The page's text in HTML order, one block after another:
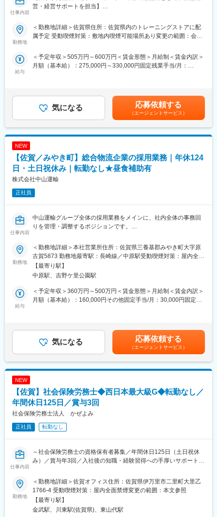
・エリア職でも昇給・昇進に影響はありません！全国転勤コース
■当社について：
式会社の物流事業を分社化し、2024年11月に設立された新会社で
す。
業にも積極的に取り組み、他社への物流支援やコンサルティング
を通じて事業領域の拡大を目指しています。
安定した事業基盤と革新性を兼ね備え、持続可能な社会の実現に
向けた新しい物流モデルの構築に挑戦する企業です。
仕事内容
営・経営サポートを担当】
て、
加盟店オーナーと二人三脚で店舗運営を支援するポジションで
きたノウハウを活かしながら、
担当店舗の課題解決・安定経営をサポートしていきます。
■具体的な業務内容
担当エリア内の7～8店舗程度を受け持ち、以下のような店舗運営
支援を行います。
・店舗の売上・利益・来店状況など、経営データの分析
・商品構成・売場づくり・陳列方法の改善提案
・オーナーとの定期的な打ち合わせ・目標設定のサポート
・施策実行後の効果検証・改善提案（PDCAを回す業務）
課題を一方的に押し付けるのではなく、オーナーの想いや店舗の
特性を尊重しながら、解決策を一緒に考える伴走型の仕事です。
・ノルマありきの営業ではなく、既存店舗の運営支援・改善が中
心
形」で表れる
・業界トップ企業の仕組み・考え方を、実務を通じて身につけら
れる
・入社後は、希望エリア内の直営トレーニング店舗にて実習から
スタート。
・過去の経験よりも、物事を整理して考える力、相手の話を聞
き、信頼関係を築く姿勢を重視しています。
・複数エリアを統括するマネジメント職
・店舗開発、商品企画、本部管理部門などへの異動
・地域限定／全国型の働き方の選択も可能
・小売業界最大手ならではの、幅広いキャリア選択肢がありま
す。
・年間休日120日
・基本土日休み（イベント等で出勤の場合は必ず代休取得）
・安定した就業環境と制度が整った大手企業
変更の範囲：会社の定める業務
勤務地
＜勤務地詳細＞佐賀県住所：佐賀県内のトレーニングストアに配
属予定 受動喫煙対策：敷地内喫煙可能場所あり変更の範囲：会社
給与
＜予定年収＞505万円～600万円＜賃金形態＞月給制＜賃金内訳＞
月額（基本給）：275,000円～330,000円固定残業手当/月：
目安の金額であり、選考を通じて上下する可能性があります。月
給(月額)は固定手当を含めた表記です。
気になる 応募依頼する
（エージェントサービス）
NEW
【佐賀／みやき町】総合物流企業の採用業務｜年休124
日・土日祝休み｜転勤なし★昼食補助有
株式会社中山運輸
正社員
仕事内容
中山運輸グループ全体の採用業務をメインに、社内全体の事務回
りを管理・調整するポジションです。
える方が活躍できる業務です。
これまでの採用経験やアイデアを活かし、大いに力を発揮してく
ださい。
＜主な業務内容＞
■中山運輸・グループ会社の採用関連業務の推進・管理 ■ドライバ
ー、作業員、整備士、内勤者など、全職種の採用における求人票
トとなる候補者層に対する効果的なアプローチ方法の提案・実施
■海外実習生や特定技能などを通じた従業員の採用プロセス構築・
運営 ■業務効率化とシステム連携 ■情報部門と連携し、採用業務を
さい。
【こんな方におすすめ】
動・改善策を提案・実施できる方
方
■企業の特性■
社員一人ひとりが主役。
当社の経営方針である『迅速・丁寧・確実』に加え柔軟な対応を
行なうとともに、業務を変革するＤＸを取り入れたことで業務効
勤務地
＜勤務地詳細＞本社営業所住所：佐賀県三養基郡みやき町大字原
古賀5873 勤務地最寄駅：長崎線／中原駅受動喫煙対策：屋内全面
禁煙変更の範囲：会社の定める事業所
【最寄り駅】
中原駅、吉野ケ里公園駅
給与
＜予定年収＞360万円～500万円＜賃金形態＞月給制＜賃金内訳＞
月額（基本給）：160,000円その他固定手当/月：30,000円固定残
り■昇給：年1回あり■一律（固定）手当：住宅手当（10,000円/
月）・職能手当（20,000円/月）■別途支給手当：皆勤手当
（10,000円/月）・通勤手当（上限10,000円/月）※月収255,000円
以上可能（手当含む）※経験やスキル等を考慮して決定します。賃
金はあくまでも目安の金額であり、選考を通じて上下する可能性
気になる 応募依頼する
（エージェントサービス）
NEW
【佐賀】社会保険労務士◆西日本最大級G◆転勤なし／
年間休日125日／賞与3回
社会保険労務士法人 かぜよみ
正社員 転勤なし
仕事内容
～社会保険労務士の資格保有者募集／年間休日125日（土日祝休
み）／賞与年3回／入社後の知職・経験習得への手厚いサポートあ
■業務内容：
経験やスキルに応じて、雇用・社会保険の手続き、人事労務相
談、給与計算、人事・給与 制度構築、助成金申請など、社労士業
務全般を担当します。※営業等はありません。
勤務地
＜勤務地詳細＞佐賀オフィス住所：佐賀県伊万里市二里町大里乙
1766-4 受動喫煙対策：屋内全面禁煙変更の範囲：本文参照
【最寄り駅】
金武駅、川東駅(佐賀県)、東山代駅